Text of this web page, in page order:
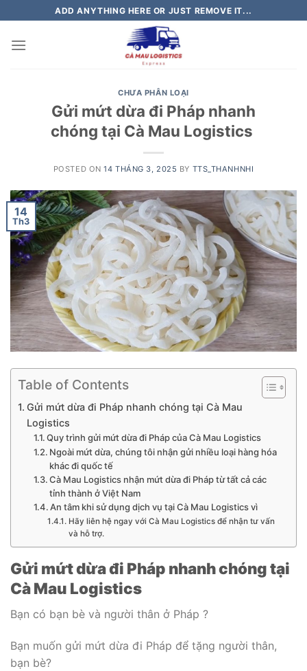
to
content
ADD ANYTHING HERE OR JUST REMOVE IT...
CHƯA PHÂN LOẠI
Gửi mứt dừa đi Pháp nhanh
chóng tại Cà Mau Logistics
POSTED ON14 THÁNG 3, 2025 BY TTS_THANHNHI
14
Th3
Table of Contents
Gửi mứt dừa đi Pháp nhanh chóng tại Cà Mau
Logistics
Quy trình gửi mứt dừa đi Pháp của Cà Mau Logistics
Ngoài mứt dừa, chúng tôi nhận gửi nhiều loại hàng hóa
khác đi quốc tế
Cà Mau Logistics nhận mứt dừa đi Pháp từ tất cả các
tỉnh thành ở Việt Nam
An tâm khi sử dụng dịch vụ tại Cà Mau Logistics vì
Hãy liên hệ ngay với Cà Mau Logistics để nhận tư vấn
và hỗ trợ.
Gửi mứt dừa đi Pháp nhanh chóng tại
Cà Mau Logistics
Bạn có bạn bè và người thân ở Pháp ?
Bạn muốn gửi mứt dừa đi Pháp để tặng người thân,
bạn bè?